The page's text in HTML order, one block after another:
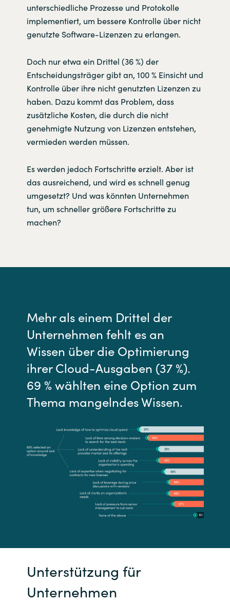
unterschiedliche Prozesse und Protokolle
implementiert, um bessere Kontrolle über nicht
genutzte Software-Lizenzen zu erlangen.
Doch nur etwa ein Drittel (36 %) der
Entscheidungsträger gibt an, 100 % Einsicht und
Kontrolle über ihre nicht genutzten Lizenzen zu
haben. Dazu kommt das Problem, dass
zusätzliche Kosten, die durch die nicht
genehmigte Nutzung von Lizenzen entstehen,
vermieden werden müssen.
Es werden jedoch Fortschritte erzielt. Aber ist
das ausreichend, und wird es schnell genug
umgesetzt? Und was könnten Unternehmen
tun, um schneller größere Fortschritte zu
machen?
Mehr als einem Drittel der
Unternehmen fehlt es an
Wissen über die Optimierung
ihrer Cloud-Ausgaben (37 %).
69 % wählten eine Option zum
Thema mangelndes Wissen.
Unterstützung für
Unternehmen